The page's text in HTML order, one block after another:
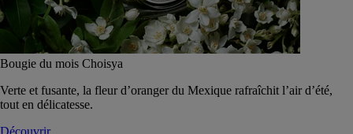
Bougie du mois Choisya
Verte et fusante, la fleur d’oranger du Mexique rafraîchit l’air d’été,
tout en délicatesse.
Découvrir